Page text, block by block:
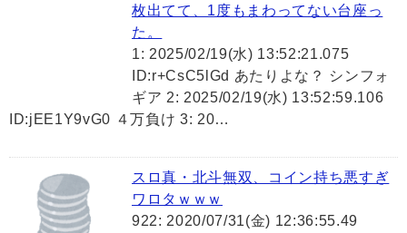
枚出てて、1度もまわってない台座っ
た。
1: 2025/02/19(水) 13:52:21.075
ID:r+CsC5lGd あたりよな？ シンフォ
ギア 2: 2025/02/19(水) 13:52:59.106
ID:jEE1Y9vG0 ４万負け 3: 20…
スロ真・北斗無双、コイン持ち悪すぎ
ワロタｗｗｗ
922: 2020/07/31(金) 12:36:55.49